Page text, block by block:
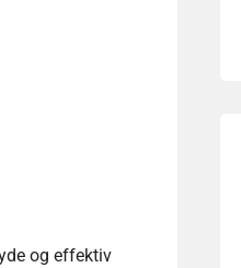
og effektiv